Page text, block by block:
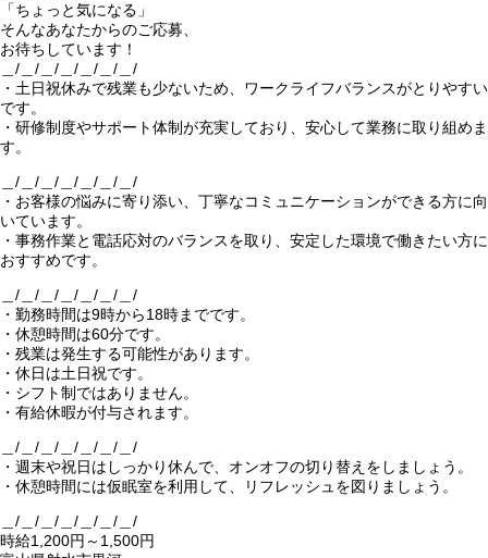
「ちょっと気になる」
そんなあなたからのご応募、
お待ちしています！
＿/＿/＿/＿/＿/＿/＿/
・土日祝休みで残業も少ないため、ワークライフバランスがとりやすい
です。
・研修制度やサポート体制が充実しており、安心して業務に取り組めま
す。
＿/＿/＿/＿/＿/＿/＿/
・お客様の悩みに寄り添い、丁寧なコミュニケーションができる方に向
いています。
・事務作業と電話応対のバランスを取り、安定した環境で働きたい方に
おすすめです。
＿/＿/＿/＿/＿/＿/＿/
・勤務時間は9時から18時までです。
・休憩時間は60分です。
・残業は発生する可能性があります。
・休日は土日祝です。
・シフト制ではありません。
・有給休暇が付与されます。
＿/＿/＿/＿/＿/＿/＿/
・週末や祝日はしっかり休んで、オンオフの切り替えをしましょう。
・休憩時間には仮眠室を利用して、リフレッシュを図りましょう。
＿/＿/＿/＿/＿/＿/＿/
時給1,200円～1,500円